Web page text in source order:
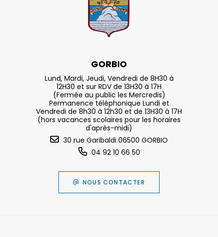
GORBIO
Lund, Mardi, Jeudi, Vendredi de 8H30 à
12H30 et sur RDV de 13H30 à 17H
(Fermée au public les Mercredis)
Permanence téléphonique Lundi et
Vendredi de 8h30 à 12h30 et de 13H30 à 17H
(hors vacances scolaires pour les horaires
d'après-midi)
30 rue Garibaldi 06500 GORBIO
04 92 10 66 50
NOUS CONTACTER